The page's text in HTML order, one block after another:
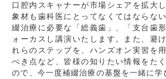
口腔内スキャナーが市場シェアを拡大
象材も歯科医にとってなくてはならな
綴治療に必要な「総義歯」、「支台歯
ォーカスし講演いたします。また、避
れらのステップを、ハンズオン実習を
べき点など、皆様の知りたい情報をた
ので、今一度補綴治療の基盤を一緒に学